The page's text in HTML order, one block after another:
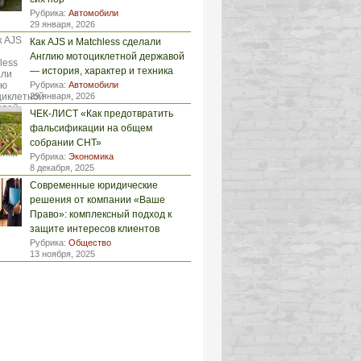
Рубрика: Автомобили
29 января, 2026
Как AJS и Matchless сделали
Англию мотоциклетной державой
— история, характер и техника
Рубрика: Автомобили
29 января, 2026
ЧЕК-ЛИСТ «Как предотвратить
фальсификации на общем
собрании СНТ»
Рубрика: Экономика
8 декабря, 2025
Современные юридические
решения от компании «Ваше
Право»: комплексный подход к
защите интересов клиентов
Рубрика: Общество
13 ноября, 2025